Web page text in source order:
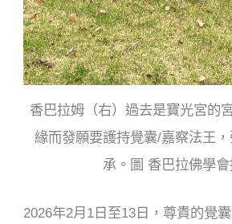
香巴拉姆（右）過去是寶光宮的
緣而發願要護持覺囊/嘉察法王
承。圖 香巴拉佛學
2026年2月1日至13日，尊貴的覺